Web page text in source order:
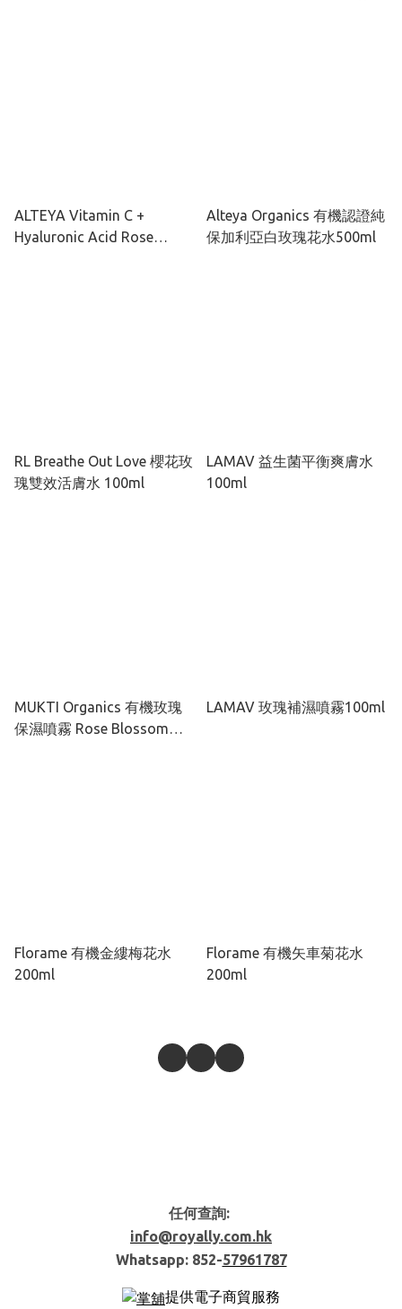
ALTEYA Vitamin C +
Hyaluronic Acid Rose
Alteya Organics 有機認證純
保加利亞白玫瑰花水500ml
RL Breathe Out Love 櫻花玫
瑰雙效活膚水 100ml
LAMAV 益生菌平衡爽膚水
100ml
MUKTI Organics 有機玫瑰
保濕噴霧 Rose Blossom
LAMAV 玫瑰補濕噴霧100ml
Florame 有機金縷梅花水
200ml
Florame 有機矢車菊花水
200ml
任何查詢:
info@royally.com.hk
Whatsapp: 852-57961787
提供電子商貿服務